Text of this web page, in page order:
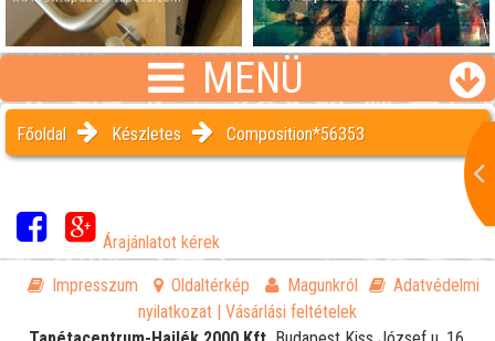
MENÜ
Főoldal Készletes Composition*56353
Árajánlatot kérek
Impresszum Oldaltérkép Magunkról
Adatvédelmi
nyilatkozat
| Vásárlási feltételek